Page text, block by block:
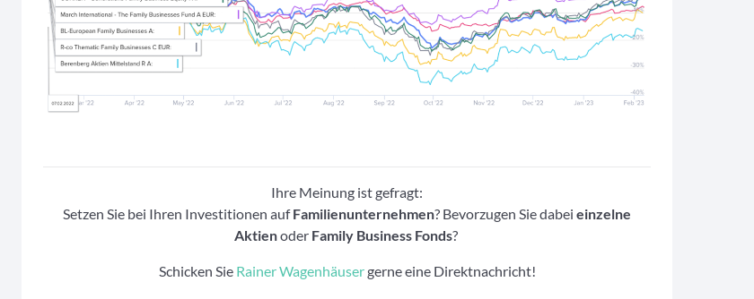
Ihre Meinung ist gefragt:
Setzen Sie bei Ihren Investitionen aufFamilienunternehmen? Bevorzugen Sie dabei einzelne
Aktienoder Family Business Fonds?
Schicken Sie Rainer Wagenhäusergerne eine Direktnachricht!